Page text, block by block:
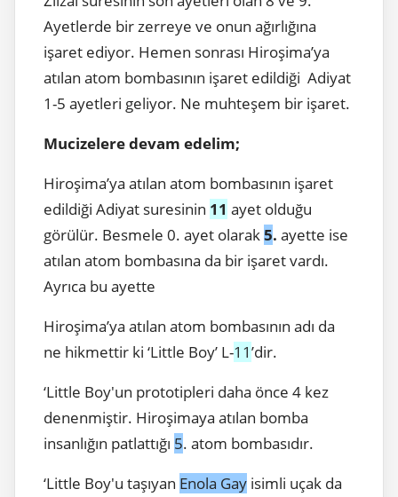
Ayetlerde bir zerreye ve onun ağırlığına
işaret ediyor. Hemen sonrası Hiroşima’ya
atılan atom bombasının işaret edildiği Adiyat
1-5 ayetleri geliyor. Ne muhteşem bir işaret.
Mucizelere devam edelim;
Hiroşima’ya atılan atom bombasının işaret
edildiği Adiyat suresinin 11 ayet olduğu
görülür. Besmele 0. ayet olarak5. ayette ise
atılan atom bombasına da bir işaret vardı.
Ayrıca bu ayette
Hiroşima’ya atılan atom bombasının adı da
ne hikmettir ki ‘Little Boy’ L-11’dir.
‘Little Boy'un prototipleri daha önce 4 kez
denenmiştir. Hiroşimaya atılan bomba
insanlığın patlattığı 5. atom bombasıdır.
‘Little Boy'u taşıyan Enola Gay isimli uçak da